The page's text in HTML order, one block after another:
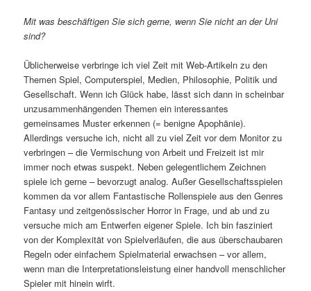
Mit was beschäftigen Sie sich gerne, wenn Sie nicht an der Uni
sind?
Üblicherweise verbringe ich viel Zeit mit Web-Artikeln zu den
Themen Spiel, Computerspiel, Medien, Philosophie, Politik und
Gesellschaft. Wenn ich Glück habe, lässt sich dann in scheinbar
unzusammenhängenden Themen ein interessantes
gemeinsames Muster erkennen (= benigne Apophänie).
Allerdings versuche ich, nicht all zu viel Zeit vor dem Monitor zu
verbringen – die Vermischung von Arbeit und Freizeit ist mir
immer noch etwas suspekt. Neben gelegentlichem Zeichnen
spiele ich gerne – bevorzugt analog. Außer Gesellschaftsspielen
kommen da vor allem Fantastische Rollenspiele aus den Genres
Fantasy und zeitgenössischer Horror in Frage, und ab und zu
versuche mich am Entwerfen eigener Spiele. Ich bin fasziniert
von der Komplexität von Spielverläufen, die aus überschaubaren
Regeln oder einfachem Spielmaterial erwachsen – vor allem,
wenn man die Interpretationsleistung einer handvoll menschlicher
Spieler mit hinein wirft.